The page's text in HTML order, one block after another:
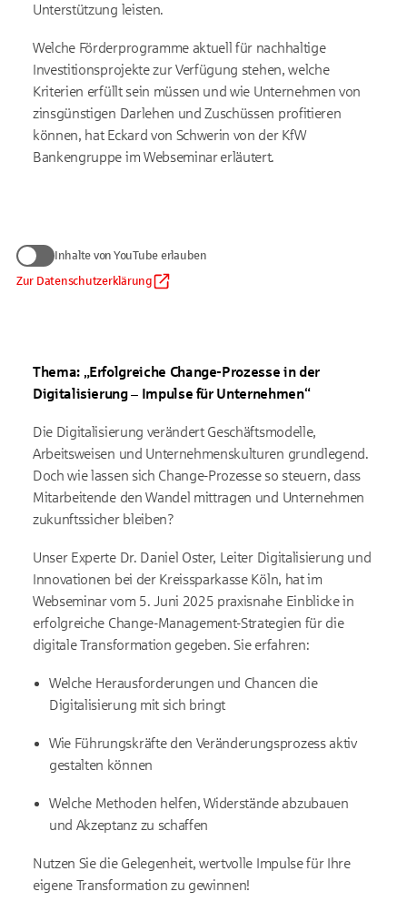
Unterstützung leisten.
Welche Förderprogramme aktuell für nachhaltige
Investitionsprojekte zur Verfügung stehen, welche
Kriterien erfüllt sein müssen und wie Unternehmen von
zinsgünstigen Darlehen und Zuschüssen profitieren
können, hat Eckard von Schwerin von der KfW
Bankengruppe im Webseminar erläutert.
Inhalte von YouTube erlauben
Zur Datenschutzerklärung
zum Anzeigen von YouTube-Videos
Daten werden nur an Google übermittelt, soweit dies für die
Einbindung von YouTube erforderlich ist. Informationen finden
Länder ohne der EU gleichwertiges Datenschutzniveau (z. B.
USA). Informationen finden Sie in der Google-
Inhalte von YouTube erlauben
Thema: „Erfolgreiche Change-Prozesse in der
Digitalisierung – Impulse für Unternehmen“
Die Digitalisierung verändert Geschäftsmodelle,
Arbeitsweisen und Unternehmenskulturen grundlegend.
Doch wie lassen sich Change-Prozesse so steuern, dass
Mitarbeitende den Wandel mittragen und Unternehmen
zukunftssicher bleiben?
Unser Experte Dr. Daniel Oster, Leiter Digitalisierung und
Innovationen bei der Kreissparkasse Köln, hat im
Webseminar vom 5. Juni 2025 praxisnahe Einblicke in
erfolgreiche Change-Management-Strategien für die
digitale Transformation gegeben. Sie erfahren:
Welche Herausforderungen und Chancen die
Digitalisierung mit sich bringt
Wie Führungskräfte den Veränderungsprozess aktiv
gestalten können
Welche Methoden helfen, Widerstände abzubauen
und Akzeptanz zu schaffen
Nutzen Sie die Gelegenheit, wertvolle Impulse für Ihre
eigene Transformation zu gewinnen!